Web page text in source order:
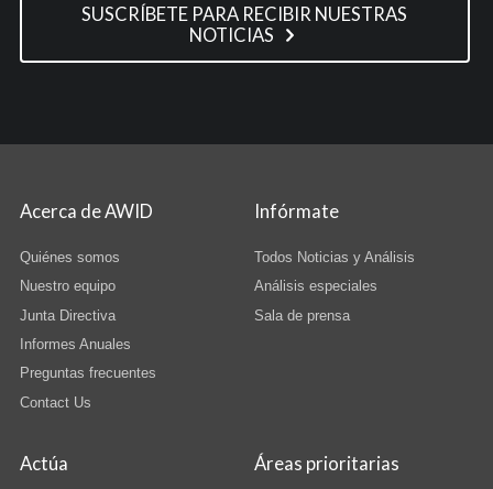
SUSCRÍBETE PARA RECIBIR NUESTRAS
NOTICIAS
Acerca de AWID
Quiénes somos
Nuestro equipo
Junta Directiva
Informes Anuales
Preguntas frecuentes
Contact Us
Infórmate
Todos Noticias y Análisis
Análisis especiales
Sala de prensa
Actúa Áreas prioritarias